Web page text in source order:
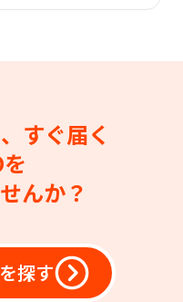
すぐ届く
んか？
探す